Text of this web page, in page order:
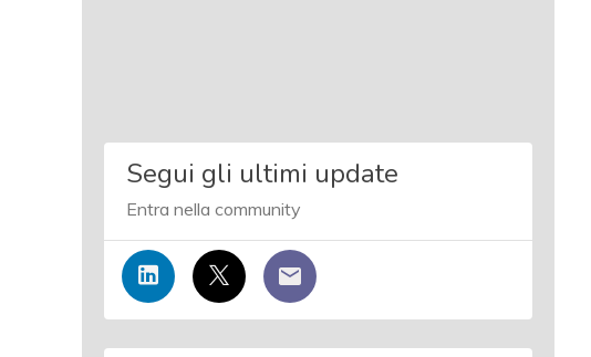
Segui gli ultimi update
Entra nella community